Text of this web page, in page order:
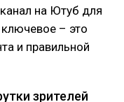
на Ютуб для
ключевое – это
и правильной
зрителей